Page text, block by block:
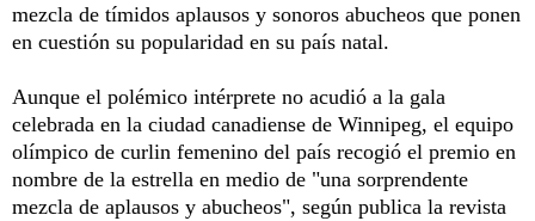
mezcla de tímidos aplausos y sonoros abucheos que ponen
en cuestión su popularidad en su país natal.
Aunque el polémico intérprete no acudió a la gala
celebrada en la ciudad canadiense de Winnipeg, el equipo
olímpico de curlin femenino del país recogió el premio en
nombre de la estrella en medio de "una sorprendente
mezcla de aplausos y abucheos", según publica la revista